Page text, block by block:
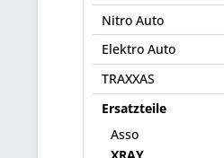
Nitro Auto
Elektro Auto
TRAXXAS
Ersatzteile
Asso
XRAY